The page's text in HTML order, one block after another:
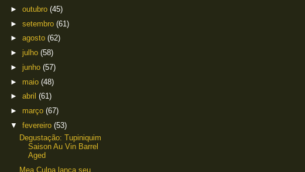
► outubro (45)
► setembro (61)
► agosto (62)
► julho (58)
► junho (57)
► maio (48)
► abril (61)
► março (67)
▼ fevereiro (53)
Degustação: Tupiniquim
Saison Au Vin Barrel
Aged
Mea Culpa lança seu